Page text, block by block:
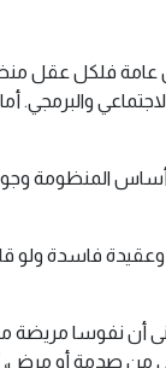
فلكل عقل
والبرمجي.
أساس المنظومة
فاسدة ولو
نفوسا مريضة ما
من صدمة أو